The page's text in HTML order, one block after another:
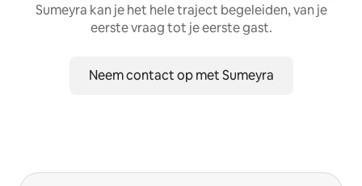
Sumeyra kan je het hele traject begeleiden, van je
eerste vraag tot je eerste gast.
Neem contact op met Sumeyra